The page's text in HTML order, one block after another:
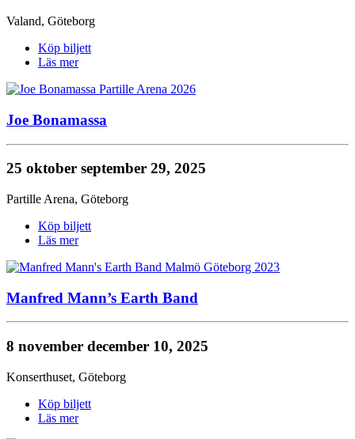
Valand, Göteborg
Köp biljett
Läs mer
Joe Bonamassa
25 oktober september 29, 2025
Partille Arena, Göteborg
Köp biljett
Läs mer
Manfred Mann’s Earth Band
8 november december 10, 2025
Konserthuset, Göteborg
Köp biljett
Läs mer